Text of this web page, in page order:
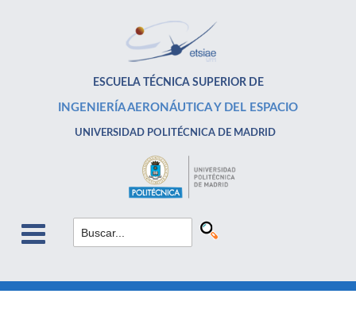
ESCUELA TÉCNICA SUPERIOR DE
INGENIERÍA AERONÁUTICA Y DEL ESPACIO
UNIVERSIDAD POLITÉCNICA DE MADRID